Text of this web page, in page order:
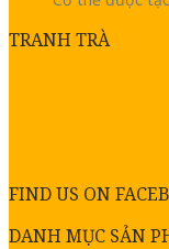
TRANH TRÀ
FIND US ON
DANH MỤC SẢN